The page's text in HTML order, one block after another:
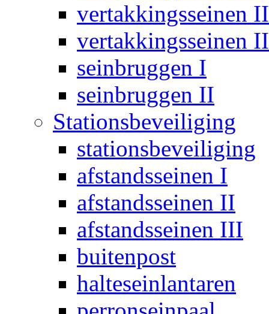
vertakkingsseinen II
vertakkingsseinen
seinbruggen I
seinbruggen II
Stationsbeveiliging
stationsbeveiliging
afstandsseinen I
afstandsseinen II
afstandsseinen III
buitenpost
halteseinlantaren